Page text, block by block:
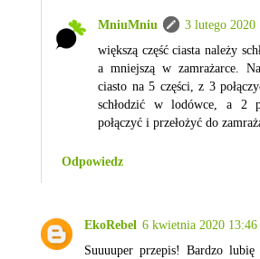
MniuMniu
3 lutego 2020
większą część ciasta należy
a mniejszą w zamrażarce.
ciasto na 5 części, z 3
schłodzić w lodówce, a 2
połączyć i przełożyć do
Odpowiedz
EkoRebel 6 kwietnia 2020 13:46
Suuuuper przepis! Bardzo lubię